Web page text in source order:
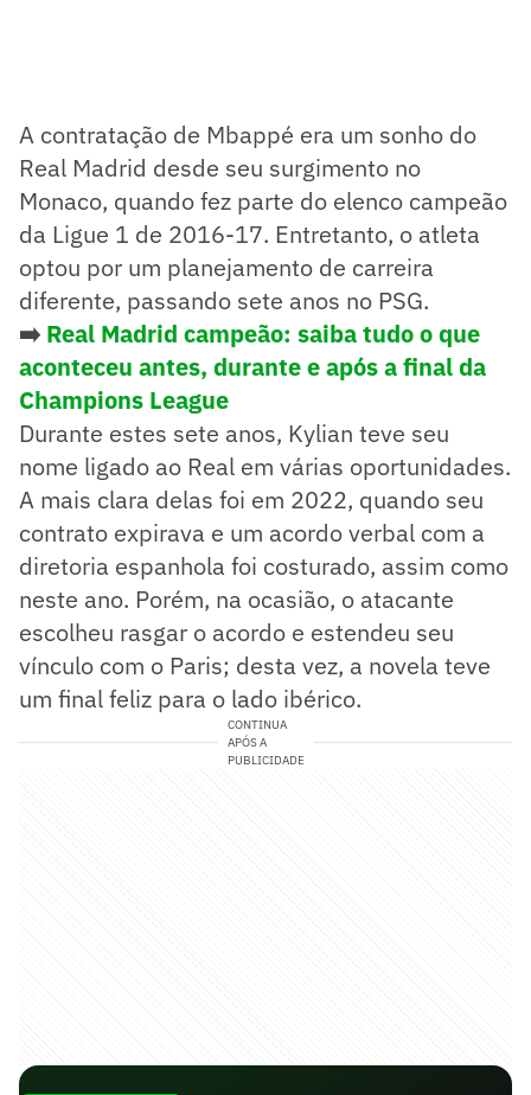
A contratação de Mbappé era um sonho do
Real Madrid desde seu surgimento no
Monaco, quando fez parte do elenco campeão
da Ligue 1 de 2016-17. Entretanto, o atleta
optou por um planejamento de carreira
diferente, passando sete anos no PSG.
➡️ Real Madrid campeão: saiba tudo o que
aconteceu antes, durante e após a final da
Champions League
Durante estes sete anos, Kylian teve seu
nome ligado ao Real em várias oportunidades.
A mais clara delas foi em 2022, quando seu
contrato expirava e um acordo verbal com a
diretoria espanhola foi costurado, assim como
neste ano. Porém, na ocasião, o atacante
escolheu rasgar o acordo e estendeu seu
vínculo com o Paris; desta vez, a novela teve
um final feliz para o lado ibérico.
CONTINUA
APÓS A
PUBLICIDADE